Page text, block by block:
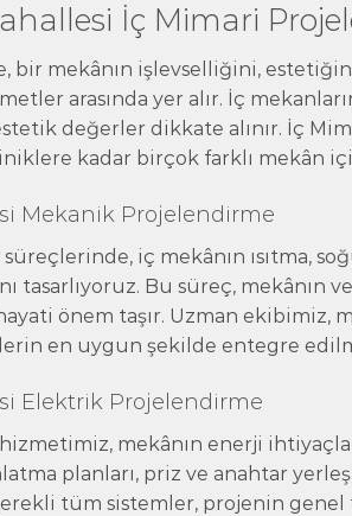
İç Mimari
bir mekânın işlevselliğini,
arasında yer alır. İç
değerler dikkate alınır. İç
kadar birçok farklı mekân
Mekanik Projelendirme
iç mekânın ısıtma,
tasarlıyoruz. Bu süreç,
önem taşır. Uzman
en uygun şekilde entegre
Elektrik Projelendirme
mekânın enerji
planları, priz ve anahtar
tüm sistemler, projenin genel